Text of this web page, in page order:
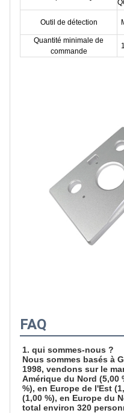
Outil de détection
Quantité minimale de
commande
FAQ
1. qui sommes-nous ?
Nous sommes basés à
1998, vendons sur le
Amérique du Nord (5,00
%), en Europe de l'Est
(1,00 %), en Europe du
total environ 320